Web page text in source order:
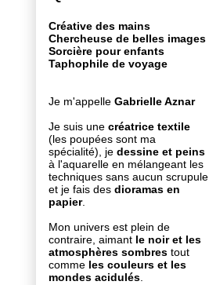
Créative des mains
Chercheuse de belles images
Sorcière pour enfants
Taphophile de voyage
Je m'appelle Gabrielle Aznar
Je suis une créatrice textile
(les poupées sont ma
spécialité), je dessine et peins
à l'aquarelle en mélangeant les
techniques sans aucun scrupule
et je fais des dioramas en
papier.
Mon univers est plein de
contraire, aimant le noir et les
atmosphères sombres tout
comme les couleurs et les
mondes acidulés